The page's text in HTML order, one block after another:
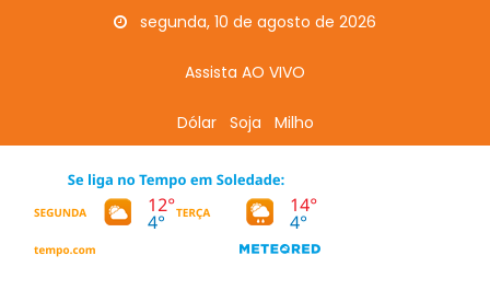
segunda, 10 de agosto de 2026
Assista AO VIVO
Dólar Soja Milho